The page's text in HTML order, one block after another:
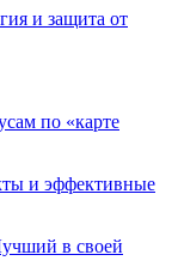
и защита от
по «карте
и эффективные
в своей